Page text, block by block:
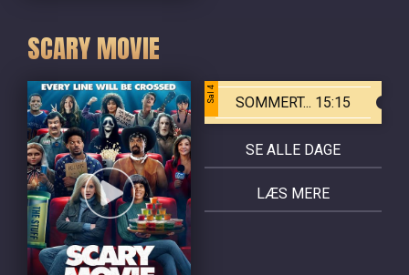
SCARY MOVIE
Sal 4 SOMMERT... 15:15
SE ALLE DAGE
LÆS MERE